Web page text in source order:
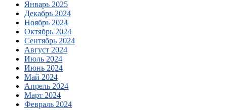
Январь 2025
Декабрь 2024
Ноябрь 2024
Октябрь 2024
Сентябрь 2024
Август 2024
Июль 2024
Июнь 2024
Май 2024
Апрель 2024
Март 2024
Февраль 2024